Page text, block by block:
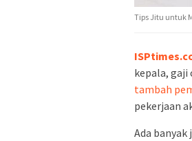
Tips Jitu untuk
kepala, gaji
tambah
pekerjaan
Ada banyak